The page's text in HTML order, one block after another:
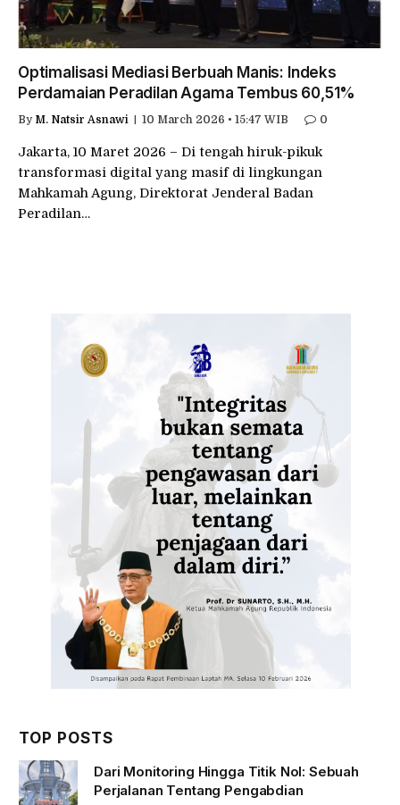
Optimalisasi Mediasi Berbuah Manis: Indeks
Perdamaian Peradilan Agama Tembus 60,51%
By M. Natsir Asnawi 10 March 2026 • 15:47 WIB 0
Jakarta, 10 Maret 2026 – Di tengah hiruk-pikuk
transformasi digital yang masif di lingkungan
Mahkamah Agung, Direktorat Jenderal Badan
Peradilan…
TOP POSTS
Dari Monitoring Hingga Titik Nol: Sebuah
Perjalanan Tentang Pengabdian